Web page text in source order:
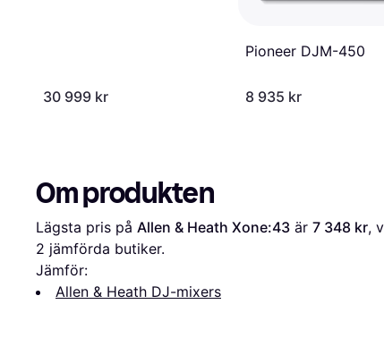
30 999 kr
Pioneer DJM-450
8 935 kr
Om produkten
Lägsta pris på Allen & Heath Xone:43 är 7 348 kr
2 jämförda butiker.
Jämför:
Allen & Heath DJ-mixers